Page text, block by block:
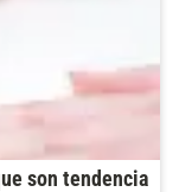
son tendencia